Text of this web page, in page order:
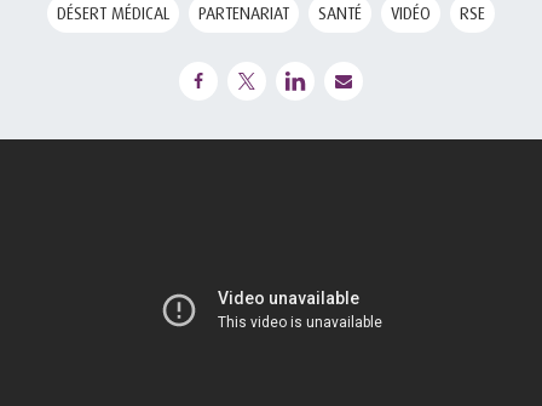
DÉSERT MÉDICAL PARTENARIAT SANTÉ VIDÉO RSE